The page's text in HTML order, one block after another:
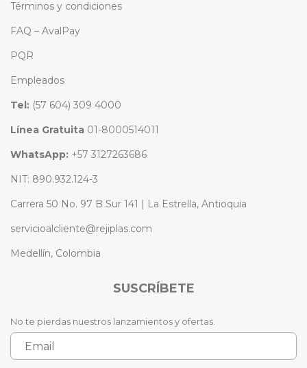
Términos y condiciones
FAQ – AvalPay
PQR
Empleados
Tel: (57 604) 309 4000
Línea Gratuita 01-8000514011
WhatsApp: +57 3127263686
NIT: 890.932.124-3
Carrera 50 No. 97 B Sur 141 | La Estrella, Antioquia
servicioalcliente@rejiplas.com
Medellín, Colombia
SUSCRÍBETE
No te pierdas nuestros lanzamientos y ofertas.